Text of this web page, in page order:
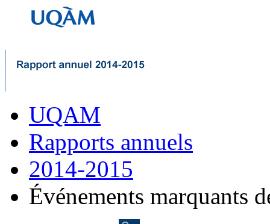
UQAM
Rapports annuels
2014-2015
Événements marquants